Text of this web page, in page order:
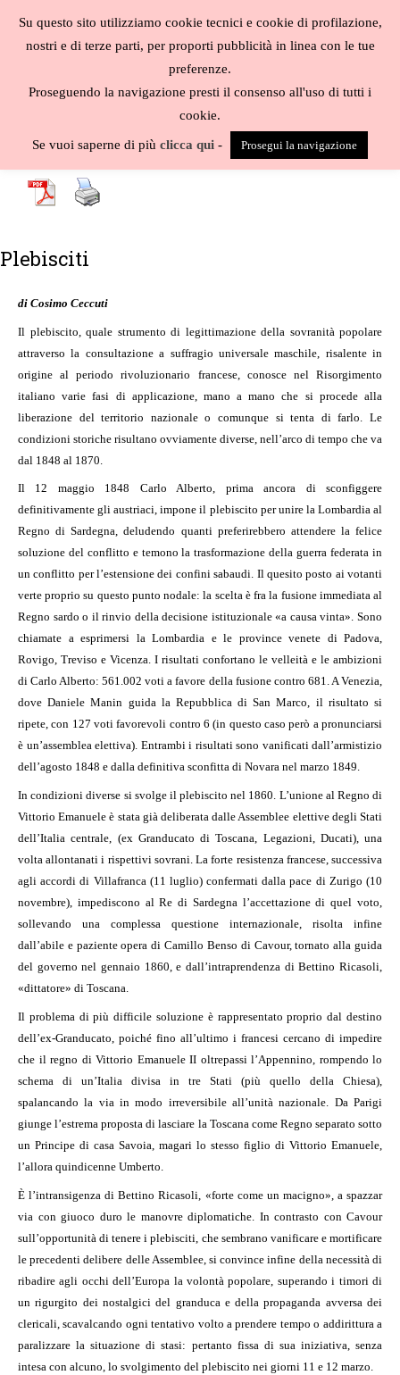
contenuto
- - -G -H -I K L-M-N-O-P-Q-R-S
- W -Y-Z-
Plebisciti
di Cosimo Ceccuti
Il plebiscito, quale strumento di legittimazione della sovranità popolare
attraverso la consultazione a suffragio universale maschile, risalente in
origine al periodo rivoluzionario francese, conosce nel Risorgimento
italiano varie fasi di applicazione, mano a mano che si procede alla
liberazione del territorio nazionale o comunque si tenta di farlo. Le
condizioni storiche risultano ovviamente diverse, nell’arco di tempo che va
dal 1848 al 1870.
Il 12 maggio 1848 Carlo Alberto, prima ancora di sconfiggere
definitivamente gli austriaci, impone il plebiscito per unire la Lombardia al
Regno di Sardegna, deludendo quanti preferirebbero attendere la felice
soluzione del conflitto e temono la trasformazione della guerra federata in
un conflitto per l’estensione dei confini sabaudi. Il quesito posto ai votanti
verte proprio su questo punto nodale: la scelta è fra la fusione immediata al
Regno sardo o il rinvio della decisione istituzionale «a causa vinta». Sono
chiamate a esprimersi la Lombardia e le province venete di Padova,
Rovigo, Treviso e Vicenza. I risultati confortano le velleità e le ambizioni
di Carlo Alberto: 561.002 voti a favore della fusione contro 681. A Venezia,
dove Daniele Manin guida la Repubblica di San Marco, il risultato si
ripete, con 127 voti favorevoli contro 6 (in questo caso però a pronunciarsi
è un’assemblea elettiva). Entrambi i risultati sono vanificati dall’armistizio
dell’agosto 1848 e dalla definitiva sconfitta di Novara nel marzo 1849.
In condizioni diverse si svolge il plebiscito nel 1860. L’unione al Regno di
Vittorio Emanuele è stata già deliberata dalle Assemblee elettive degli Stati
dell’Italia centrale, (ex Granducato di Toscana, Legazioni, Ducati), una
volta allontanati i rispettivi sovrani. La forte resistenza francese, successiva
agli accordi di Villafranca (11 luglio) confermati dalla pace di Zurigo (10
novembre), impediscono al Re di Sardegna l’accettazione di quel voto,
sollevando una complessa questione internazionale, risolta infine
dall’abile e paziente opera di Camillo Benso di Cavour, tornato alla guida
del governo nel gennaio 1860, e dall’intraprendenza di Bettino Ricasoli,
«dittatore» di Toscana.
Il problema di più difficile soluzione è rappresentato proprio dal destino
dell’ex-Granducato, poiché fino all’ultimo i francesi cercano di impedire
che il regno di Vittorio Emanuele II oltrepassi l’Appennino, rompendo lo
schema di un’Italia divisa in tre Stati (più quello della Chiesa),
spalancando la via in modo irreversibile all’unità nazionale. Da Parigi
giunge l’estrema proposta di lasciare la Toscana come Regno separato sotto
un Principe di casa Savoia, magari lo stesso figlio di Vittorio Emanuele,
l’allora quindicenne Umberto.
È l’intransigenza di Bettino Ricasoli, «forte come un macigno», a spazzar
via con giuoco duro le manovre diplomatiche. In contrasto con Cavour
sull’opportunità di tenere i plebisciti, che sembrano vanificare e mortificare
le precedenti delibere delle Assemblee, si convince infine della necessità di
ribadire agli occhi dell’Europa la volontà popolare, superando i timori di
un rigurgito dei nostalgici del granduca e della propaganda avversa dei
clericali, scavalcando ogni tentativo volto a prendere tempo o addirittura a
paralizzare la situazione di stasi: pertanto fissa di sua iniziativa, senza
intesa con alcuno, lo svolgimento del plebiscito nei giorni 11 e 12 marzo.
Su questo sito utilizziamo cookie tecnici e cookie di profilazione,
nostri e di terze parti, per proporti pubblicità in linea con le tue
preferenze.
Proseguendo la navigazione presti il consenso all'uso di tutti i
cookie.
Se vuoi saperne di più clicca qui - Prosegui la navigazione